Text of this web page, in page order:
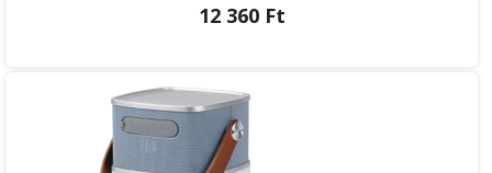
12 360 Ft